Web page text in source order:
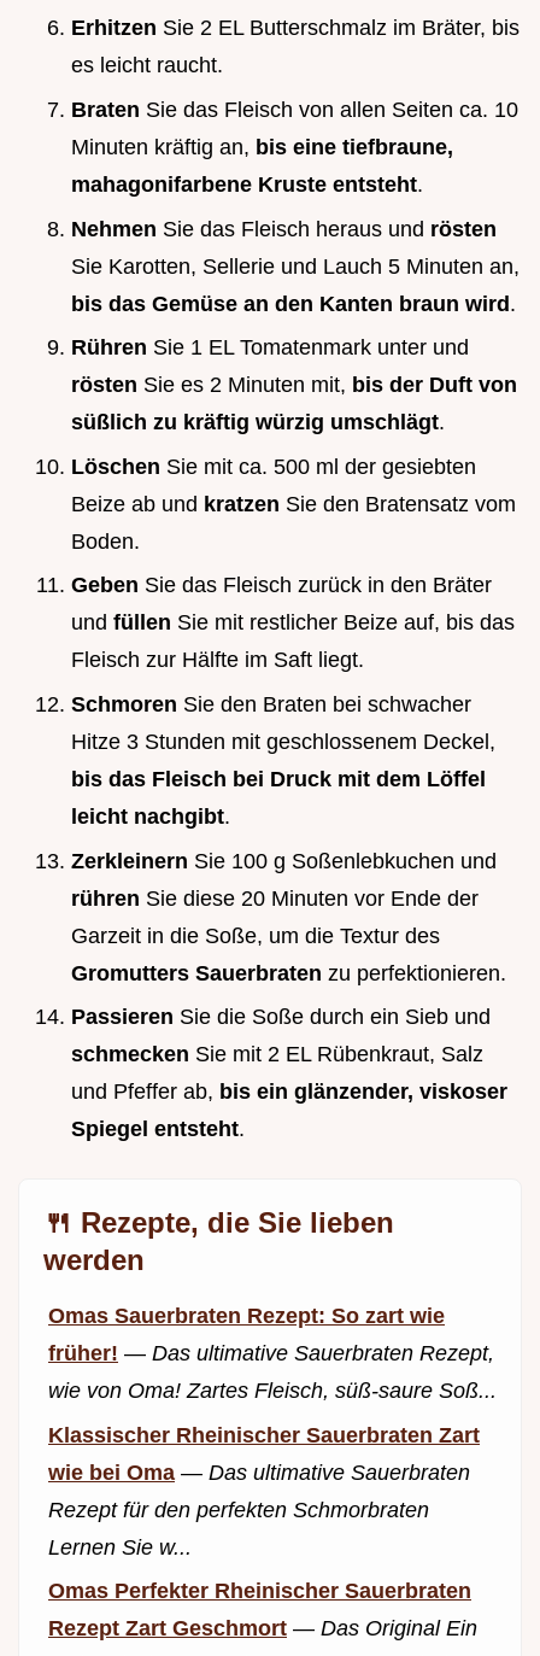
Erhitzen Sie 2 EL Butterschmalz im Bräter, bis
es leicht raucht.
Braten Sie das Fleisch von allen Seiten ca. 10
Minuten kräftig an, bis eine tiefbraune,
mahagonifarbene Kruste entsteht.
Nehmen Sie das Fleisch heraus und rösten
Sie Karotten, Sellerie und Lauch 5 Minuten an,
bis das Gemüse an den Kanten braun wird.
Rühren Sie 1 EL Tomatenmark unter und
rösten Sie es 2 Minuten mit, bis der Duft von
süßlich zu kräftig würzig umschlägt.
Löschen Sie mit ca. 500 ml der gesiebten
Beize ab und kratzen Sie den Bratensatz vom
Boden.
Geben Sie das Fleisch zurück in den Bräter
und füllen Sie mit restlicher Beize auf, bis das
Fleisch zur Hälfte im Saft liegt.
Schmoren Sie den Braten bei schwacher
Hitze 3 Stunden mit geschlossenem Deckel,
bis das Fleisch bei Druck mit dem Löffel
leicht nachgibt.
Zerkleinern Sie 100 g Soßenlebkuchen und
rühren Sie diese 20 Minuten vor Ende der
Garzeit in die Soße, um die Textur des
Gromutters Sauerbraten zu perfektionieren.
Passieren Sie die Soße durch ein Sieb und
schmecken Sie mit 2 EL Rübenkraut, Salz
und Pfeffer ab, bis ein glänzender, viskoser
Spiegel entsteht.
🍴 Rezepte, die Sie lieben
werden
Omas Sauerbraten Rezept: So zart wie
früher! — Das ultimative Sauerbraten Rezept,
wie von Oma! Zartes Fleisch, süß-saure Soß...
Klassischer Rheinischer Sauerbraten Zart
wie bei Oma — Das ultimative Sauerbraten
Rezept für den perfekten Schmorbraten
Lernen Sie w...
Omas Perfekter Rheinischer Sauerbraten
Rezept Zart Geschmort — Das Original Ein